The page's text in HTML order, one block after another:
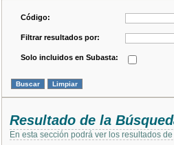
Código:
Filtrar resultados por:
Solo incluidos en Subasta:
Resultado de la
En esta sección podrá ver los resultados